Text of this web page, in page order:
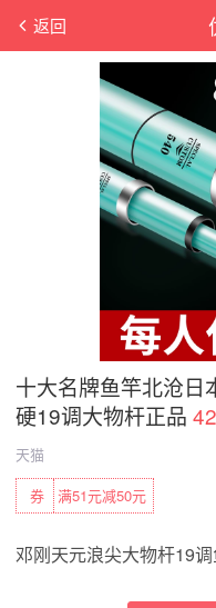
返回
十大名牌鱼竿北沧日
硬19调大物杆正品
天猫
满51元减50元
券
邓刚天元浪尖大物杆19